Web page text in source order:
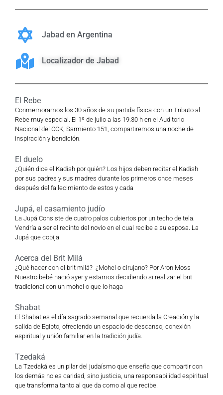
Jabad en Argentina
Localizador de Jabad
El Rebe
Conmemoramos los 30 años de su partida física con un Tributo al
Rebe muy especial. El 1º de julio a las 19.30 h en el Auditorio
Nacional del CCK, Sarmiento 151, compartiremos una noche de
inspiración y bendición.
El duelo
¿Quién dice el Kadish por quién? Los hijos deben recitar el Kadish
por sus padres y sus madres durante los primeros once meses
después del fallecimiento de estos y cada
Jupá, el casamiento judío
La Jupá Consiste de cuatro palos cubiertos por un techo de tela.
Vendría a ser el recinto del novio en el cual recibe a su esposa. La
Jupá que cobija
Acerca del Brit Milá
¿Qué hacer con el brit milá? ¿Mohel o cirujano? Por Aron Moss
Nuestro bebé nació ayer y estamos decidiendo si realizar el brit
tradicional con un mohel o que lo haga
Shabat
El Shabat es el día sagrado semanal que recuerda la Creación y la
salida de Egipto, ofreciendo un espacio de descanso, conexión
espiritual y unión familiar en la tradición judía.
Tzedaká
La Tzedaká es un pilar del judaísmo que enseña que compartir con
los demás no es caridad, sino justicia, una responsabilidad espiritual
que transforma tanto al que da como al que recibe.